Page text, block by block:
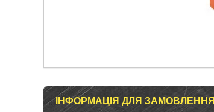
ІНФОРМАЦІЯ ДЛЯ ЗАМОВЛЕННЯ